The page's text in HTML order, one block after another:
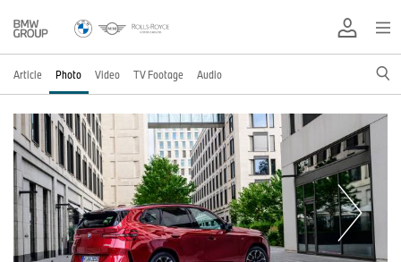
Article Photo Video TV Footage Audio